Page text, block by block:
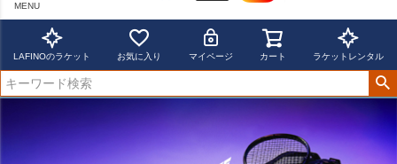
MENU
LAFINOのラケット お気に入り マイページ カート ラケットレンタル